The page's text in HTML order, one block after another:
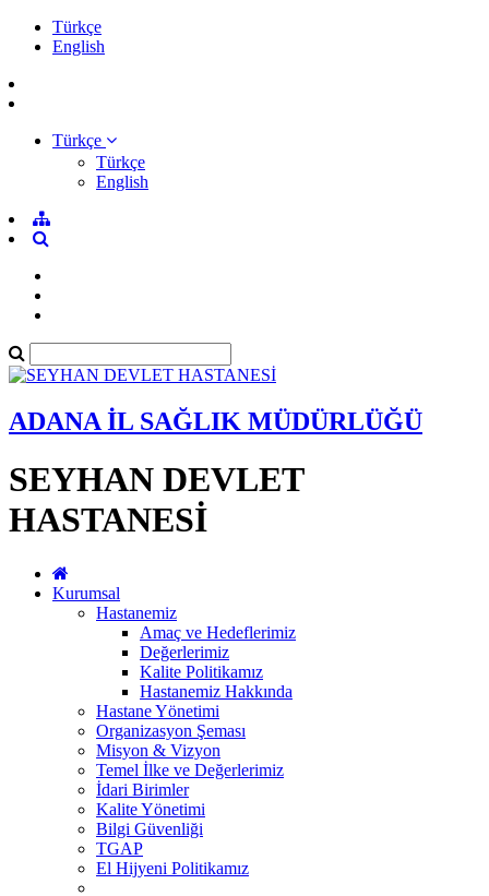
Türkçe
English
Türkçe
Türkçe
English
ADANA İL SAĞLIK MÜDÜRLÜĞÜ
SEYHAN DEVLET
HASTANESİ
Kurumsal
Hastanemiz
Amaç ve Hedeflerimiz
Değerlerimiz
Kalite Politikamız
Hastanemiz Hakkında
Hastane Yönetimi
Organizasyon Şeması
Misyon & Vizyon
Temel İlke ve Değerlerimiz
İdari Birimler
Kalite Yönetimi
Bilgi Güvenliği
TGAP
El Hijyeni Politikamız